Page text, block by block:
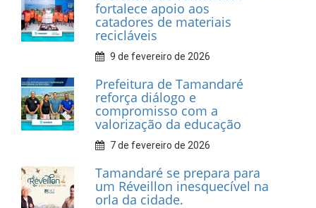
INFORMATIVOS
Prefeitura de Tamandaré
realiza entrega de placas à
Associação dos Taxistas Rota
Car Service
10 de fevereiro de 2026
Dia do Frevo: patrimônio
cultural em movimento
9 de fevereiro de 2026